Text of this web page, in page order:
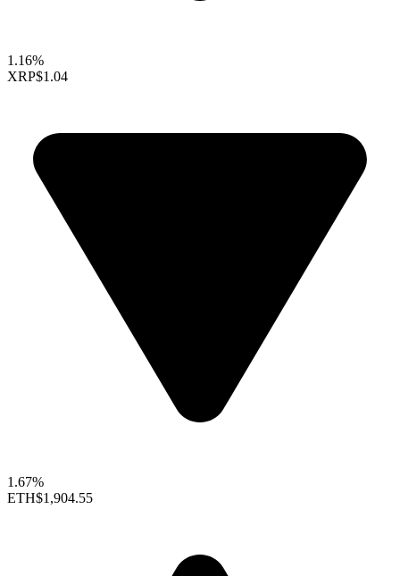
1.16%
XRP$1.04
1.67%
ETH$1,904.55